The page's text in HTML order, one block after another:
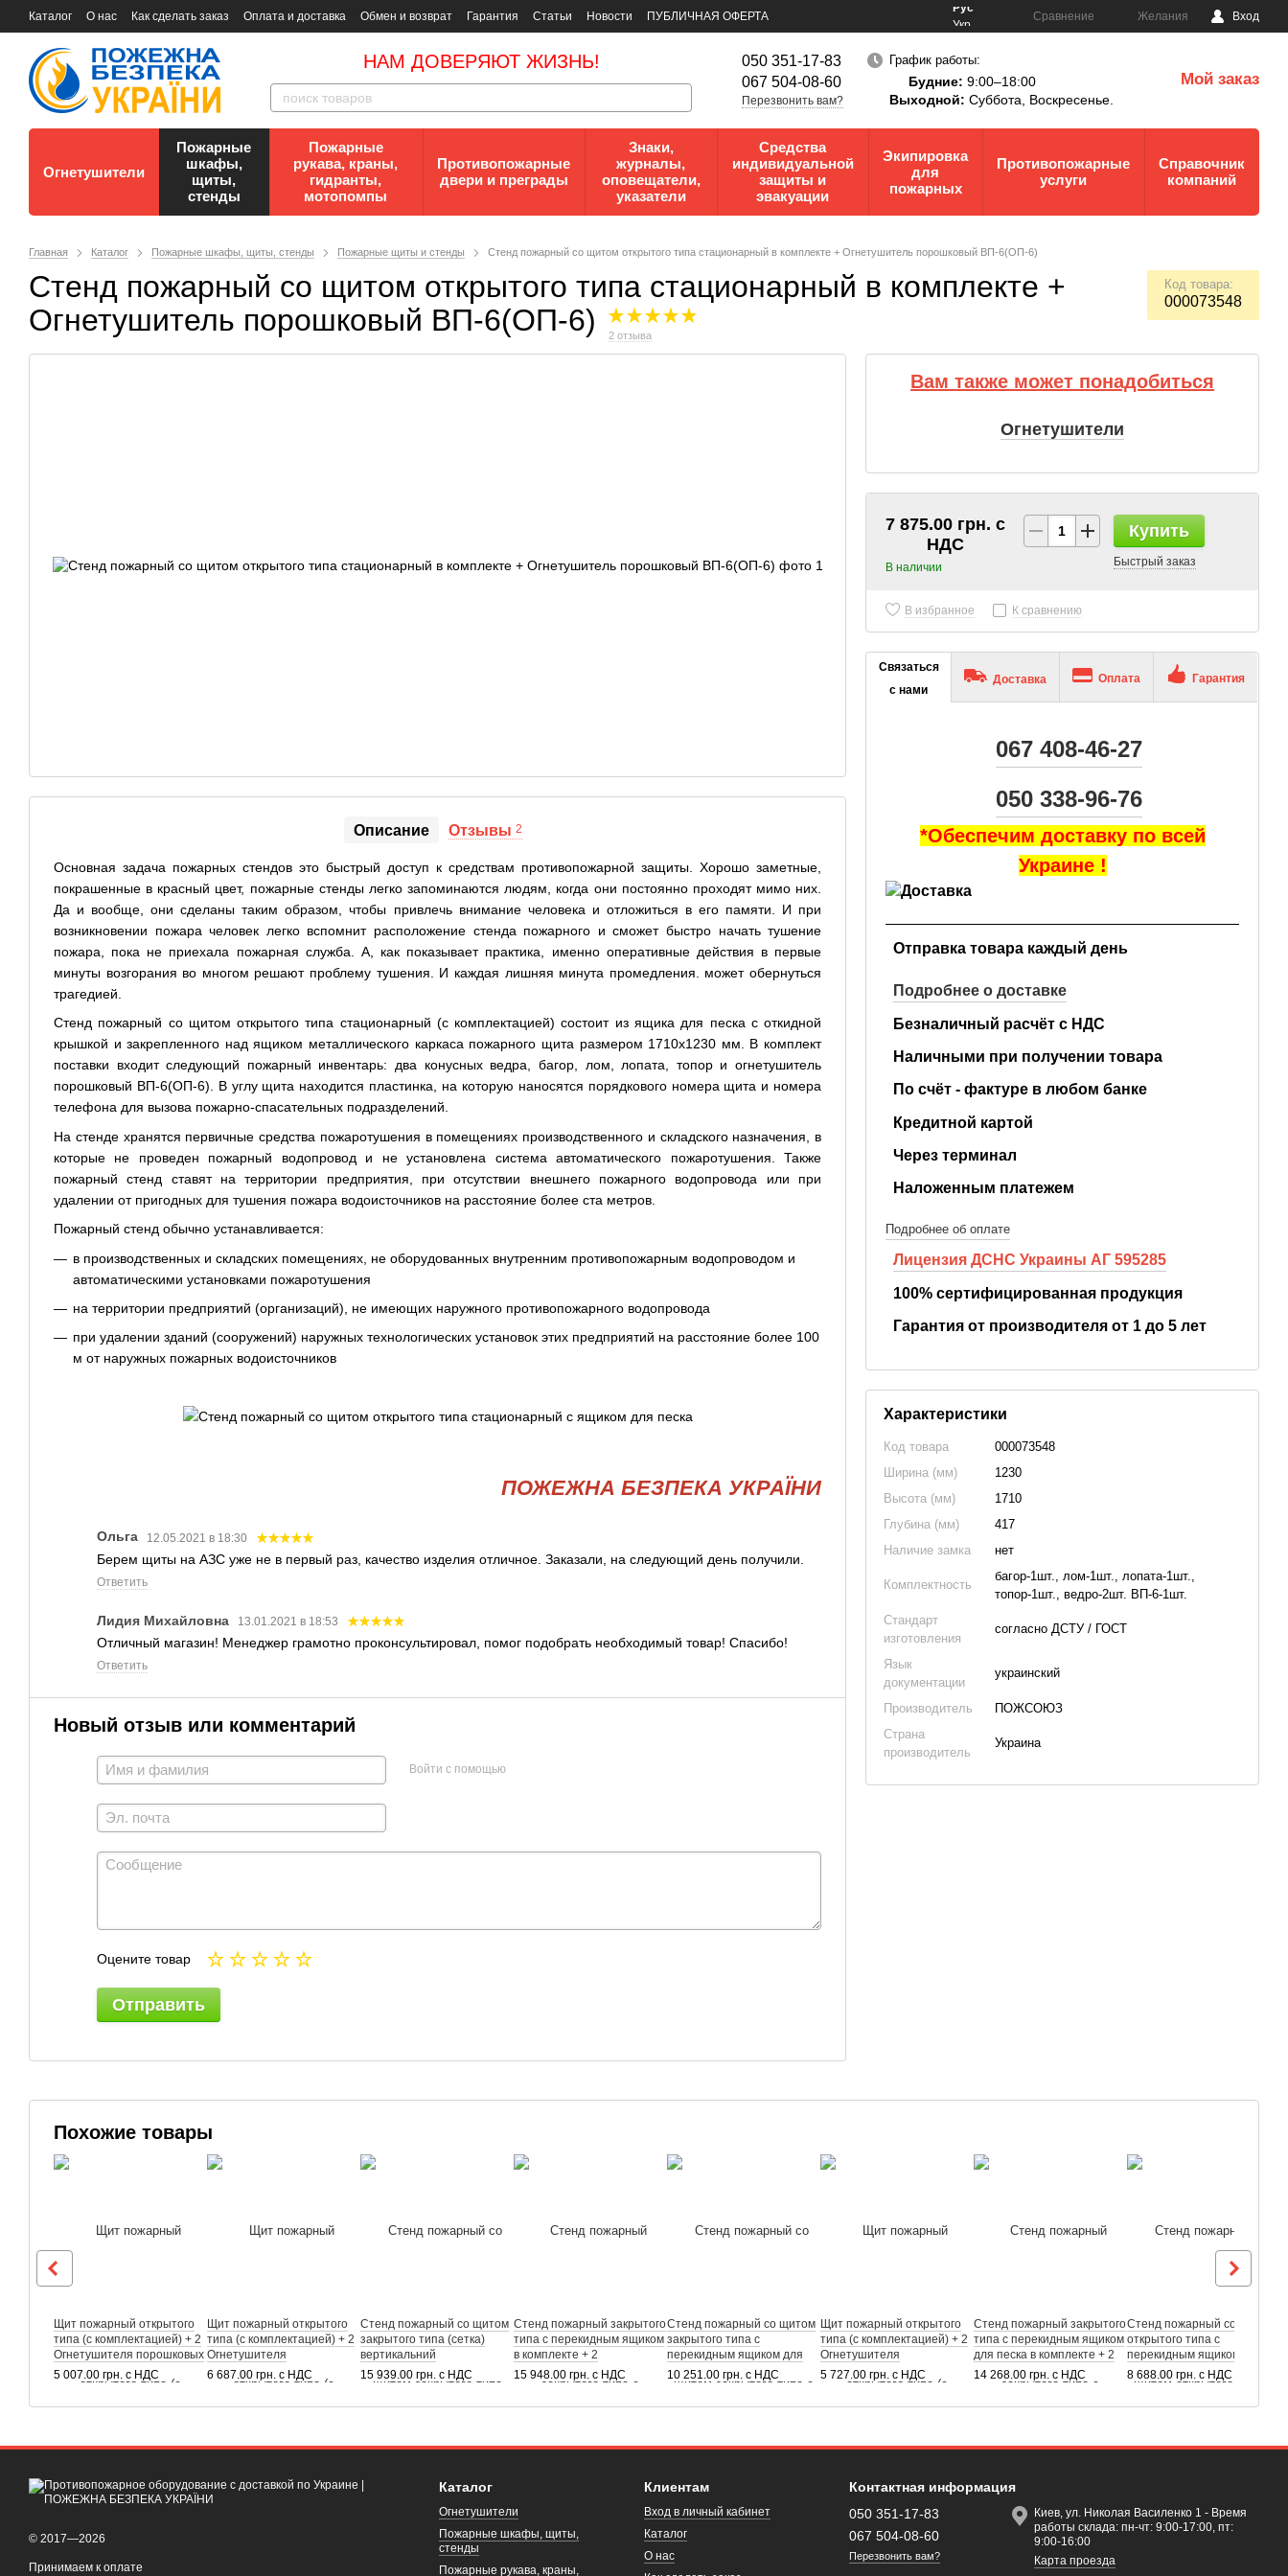
Каталог О нас Как сделать заказ Оплата и доставка Обмен и возврат Гарантия Статьи Новости
ПУБЛИЧНАЯ ОФЕРТА
Документы
Контакты Документы по пожарной безопасности
Рус
Укр
Сравнение Желания Вход
НАМ ДОВЕРЯЮТ ЖИЗНЬ!
050 351-17-83
067 504-08-60
Перезвонить вам?
График работы:
Будние: 9:00–18:00
Выходной: Суббота, Воскресенье.
Мой заказ
Огнетушители
Пожарные
шкафы,
щиты,
стенды
Пожарные
рукава, краны,
гидранты,
мотопомпы
Противопожарные
двери и преграды
Знаки,
журналы,
оповещатели,
указатели
Средства
индивидуальной
защиты и
эвакуации
Экипировка
для
пожарных
Противопожарные
услуги
Справочник
компаний
Главная Каталог Пожарные шкафы, щиты, стенды Пожарные щиты и стенды Стенд пожарный со щитом открытого типа стационарный в комплекте + Огнетушитель порошковый ВП-6(ОП-6)
Стенд пожарный со щитом открытого типа стационарный в комплекте +
Огнетушитель порошковый ВП-6(ОП-6)
2 отзыва
Код товара:
000073548
Описание Отзывы 2
Основная задача пожарных стендов это быстрый доступ к средствам противопожарной защиты. Хорошо заметные,
покрашенные в красный цвет, пожарные стенды легко запоминаются людям, когда они постоянно проходят мимо них.
Да и вообще, они сделаны таким образом, чтобы привлечь внимание человека и отложиться в его памяти. И при
возникновении пожара человек легко вспомнит расположение стенда пожарного и сможет быстро начать тушение
пожара, пока не приехала пожарная служба. А, как показывает практика, именно оперативные действия в первые
минуты возгорания во многом решают проблему тушения. И каждая лишняя минута промедления. может обернуться
трагедией.
Стенд пожарный со щитом открытого типа стационарный (с комплектацией) состоит из ящика для песка с откидной
крышкой и закрепленного над ящиком металлического каркаса пожарного щита размером 1710х1230 мм. В комплект
поставки входит следующий пожарный инвентарь: два конусных ведра, багор, лом, лопата, топор и огнетушитель
порошковый ВП-6(ОП-6). В углу щита находится пластинка, на которую наносятся порядкового номера щита и номера
телефона для вызова пожарно-спасательных подразделений.
На стенде хранятся первичные средства пожаротушения в помещениях производственного и складского назначения, в
которые не проведен пожарный водопровод и не установлена система автоматического пожаротушения. Также
пожарный стенд ставят на территории предприятия, при отсутствии внешнего пожарного водопровода или при
удалении от пригодных для тушения пожара водоисточников на расстояние более ста метров.
Пожарный стенд обычно устанавливается:
в производственных и складских помещениях, не оборудованных внутренним противопожарным водопроводом и
автоматическими установками пожаротушения
на территории предприятий (организаций), не имеющих наружного противопожарного водопровода
при удалении зданий (сооружений) наружных технологических установок этих предприятий на расстояние более 100
м от наружных пожарных водоисточников
ПОЖЕЖНА БЕЗПЕКА УКРАЇНИ
Ольга 12.05.2021 в 18:30
Берем щиты на АЗС уже не в первый раз, качество изделия отличное. Заказали, на следующий день получили.
Ответить
Лидия Михайловна 13.01.2021 в 18:53
Отличный магазин! Менеджер грамотно проконсультировал, помог подобрать необходимый товар! Спасибо!
Ответить
Новый отзыв или комментарий
Войти с помощью
Оцените товар
Отправить
Вам также может понадобиться
Огнетушители
7 875.00 грн. с
НДС
В наличии
Купить
Быстрый заказ
В избранное К сравнению
Связаться
с нами
Доставка Оплата Гарантия
067 408-46-27
050 338-96-76
*Обеспечим доставку по всей
Украине !
Отправка товара каждый день
Подробнее о доставке
Безналичный расчёт с НДС
Наличными при получении товара
По счёт - фактуре в любом банке
Кредитной картой
Через терминал
Наложенным платежем
Подробнее об оплате
Лицензия ДСНС Украины АГ 595285
100% сертифицированная продукция
Гарантия от производителя от 1 до 5 лет
Характеристики
Код товара
000073548
Ширина (мм)
1230
Высота (мм)
1710
Глубина (мм)
417
Наличие замка
нет
Комплектность
багор-1шт., лом-1шт., лопата-1шт.,
топор-1шт., ведро-2шт. ВП-6-1шт.
Стандарт
изготовления
согласно ДСТУ / ГОСТ
Язык
документации
украинский
Производитель
ПОЖСОЮЗ
Страна
производитель
Украина
Похожие товары
Щит пожарный открытого
типа (с комплектацией) + 2
Огнетушителя порошковых
ВП-6 (ОП-6)
5 007.00 грн. с НДС
Щит пожарный открытого
типа (с комплектацией) + 2
Огнетушителя
углекислотных ВВК-3,5
(ОУ-5)
6 687.00 грн. с НДС
Стенд пожарный со щитом
закрытого типа (сетка)
вертикальний
15 939.00 грн. с НДС
Стенд пожарный закрытого
типа с перекидным ящиком
в комплекте + 2
Огнетушителя
ВВК-3,5(ОУ-5)
15 948.00 грн. с НДС
Стенд пожарный со щитом
закрытого типа с
перекидным ящиком для
песка
10 251.00 грн. с НДС
Щит пожарный открытого
типа (с комплектацией) + 2
Огнетушителя
углекислотных ВВК-2 (ОУ-3)
5 727.00 грн. с НДС
Стенд пожарный закрытого
типа с перекидным ящиком
для песка в комплекте + 2
Огнетушителя ВП-6 (ОП-6)
14 268.00 грн. с НДС
Стенд пожарный со щитом
открытого типа с
перекидным ящиком в
комплекте + Огнетушитель
ВВК-2 (ОУ-3)
8 688.00 грн. с НДС
© 2017—2026
Принимаем к оплате
Каталог
Огнетушители
Пожарные шкафы, щиты,
стенды
Пожарные рукава, краны,
Клиентам
Вход в личный кабинет
Каталог
О нас
Контактная информация
050 351-17-83
067 504-08-60
Перезвонить вам?
Киев, ул. Николая Василенко 1 - Время
работы склада: пн-чт: 9:00-17:00, пт:
9:00-16:00
Карта проезда